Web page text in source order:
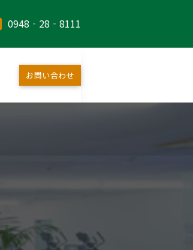
0948‐28‐8111
お問い合わせ